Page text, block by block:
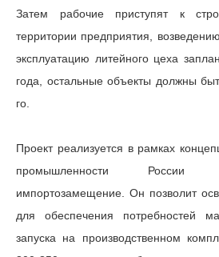
Затем рабочие приступят к
территории предприятия,
эксплуатацию литейного цеха
года, остальные объекты должны
го.
Проект реализуется в рамках
промышленности России
импортозамещение. Он позволит
для обеспечения потребностей
запуска на производственном